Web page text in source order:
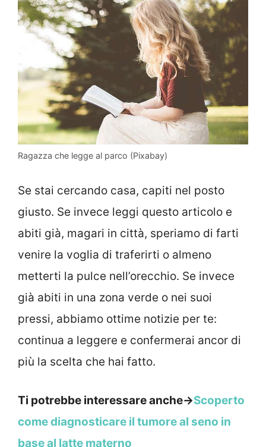
Ragazza che legge al parco (Pixabay)
Se stai cercando casa, capiti nel posto
giusto. Se invece leggi questo articolo e
abiti già, magari in città, speriamo di farti
venire la voglia di traferirti o almeno
metterti la pulce nell’orecchio. Se invece
già abiti in una zona verde o nei suoi
pressi, abbiamo ottime notizie per te:
continua a leggere e confermerai ancor di
più la scelta che hai fatto.
Ti potrebbe interessare anche->Scoperto
come diagnosticare il tumore al seno in
base al latte materno